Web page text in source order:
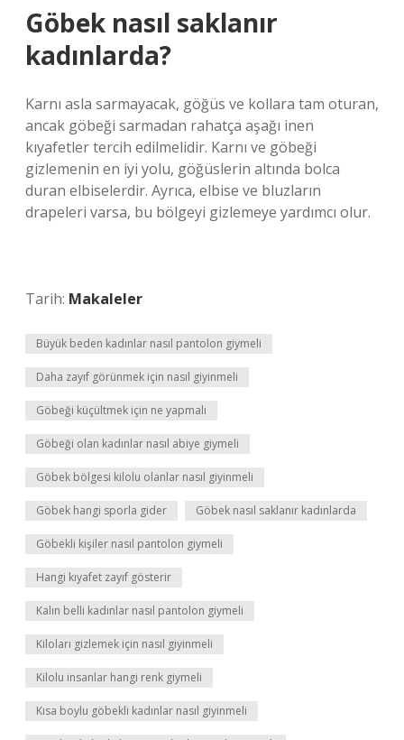
Göbek nasıl saklanır
kadınlarda?
Karnı asla sarmayacak, göğüs ve kollara tam oturan,
ancak göbeği sarmadan rahatça aşağı inen
kıyafetler tercih edilmelidir. Karnı ve göbeği
gizlemenin en iyi yolu, göğüslerin altında bolca
duran elbiselerdir. Ayrıca, elbise ve bluzların
drapeleri varsa, bu bölgeyi gizlemeye yardımcı olur.
Tarih: Makaleler
Büyük beden kadınlar nasıl pantolon giymeli
Daha zayıf görünmek için nasıl giyinmeli
Göbeği küçültmek için ne yapmalı
Göbeği olan kadınlar nasıl abiye giymeli
Göbek bölgesi kilolu olanlar nasıl giyinmeli
Göbek hangi sporla gider Göbek nasıl saklanır kadınlarda
Göbekli kişiler nasıl pantolon giymeli
Hangi kıyafet zayıf gösterir
Kalın belli kadınlar nasıl pantolon giymeli
Kiloları gizlemek için nasıl giyinmeli
Kilolu insanlar hangi renk giymeli
Kısa boylu göbekli kadınlar nasıl giyinmeli